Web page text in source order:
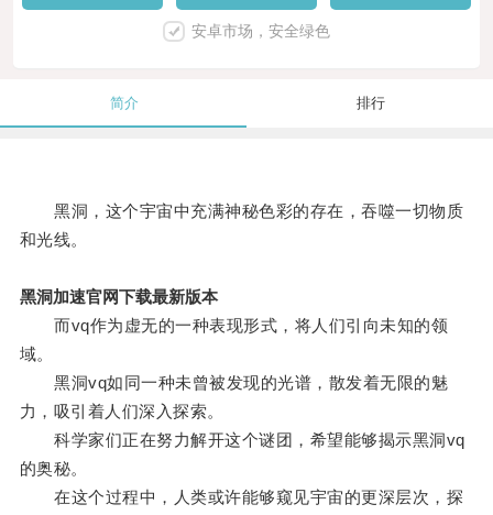
安卓市场，安全绿色
简介 排行
黑洞，这个宇宙中充满神秘色彩的存在，吞噬一切物质
和光线。
黑洞加速官网下载最新版本
而vq作为虚无的一种表现形式，将人们引向未知的领
域。
黑洞vq如同一种未曾被发现的光谱，散发着无限的魅
力，吸引着人们深入探索。
科学家们正在努力解开这个谜团，希望能够揭示黑洞vq
的奥秘。
在这个过程中，人类或许能够窥见宇宙的更深层次，探